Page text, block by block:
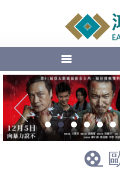
1 2 3 4 5